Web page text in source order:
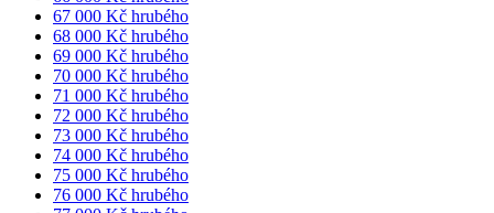
67 000 Kč hrubého
68 000 Kč hrubého
69 000 Kč hrubého
70 000 Kč hrubého
71 000 Kč hrubého
72 000 Kč hrubého
73 000 Kč hrubého
74 000 Kč hrubého
75 000 Kč hrubého
76 000 Kč hrubého